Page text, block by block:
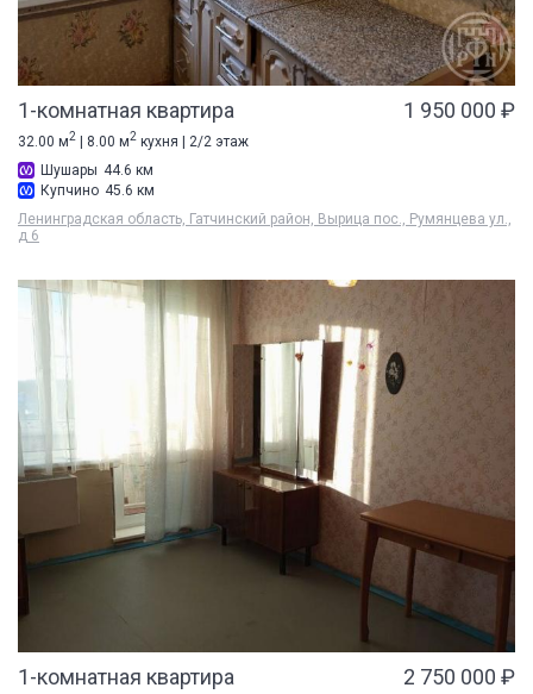
1-комнатная квартира 1 950 000 ₽
32.00 м2 | 8.00 м2 кухня | 2/2 этаж
Шушары 44.6 км
Купчино 45.6 км
Ленинградская область, Гатчинский район, Вырица пос., Румянцева ул.,
д 6
1-комнатная квартира 2 750 000 ₽